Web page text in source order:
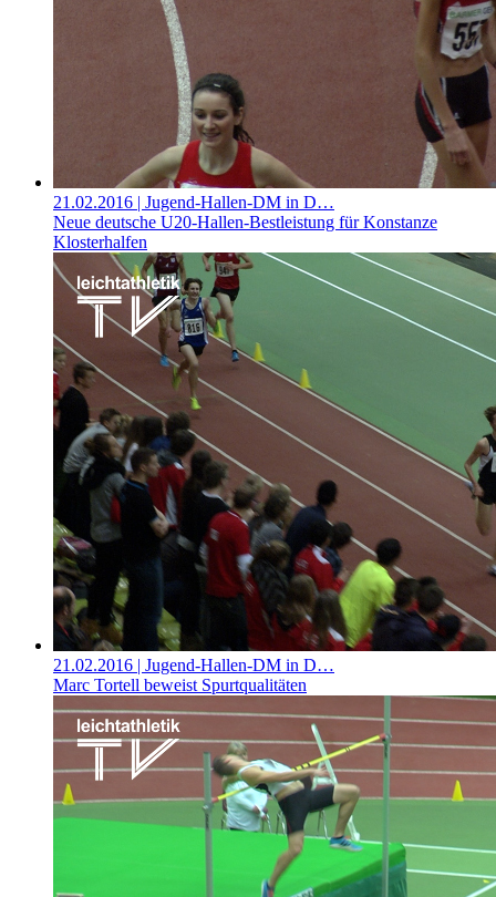
21.02.2016 | Jugend-Hallen-DM in D…
Neue deutsche U20-Hallen-Bestleistung für Konstanze
Klosterhalfen
21.02.2016 | Jugend-Hallen-DM in D…
Marc Tortell beweist Spurtqualitäten